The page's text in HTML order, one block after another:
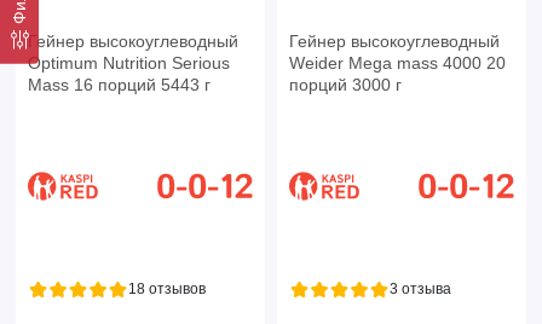
Гейнер высокоуглеводный
Optimum Nutrition Serious
Mass 16 порций 5443 г
18 отзывов
Гейнер высокоуглеводный
Weider Mega mass 4000 20
порций 3000 г
3 отзыва